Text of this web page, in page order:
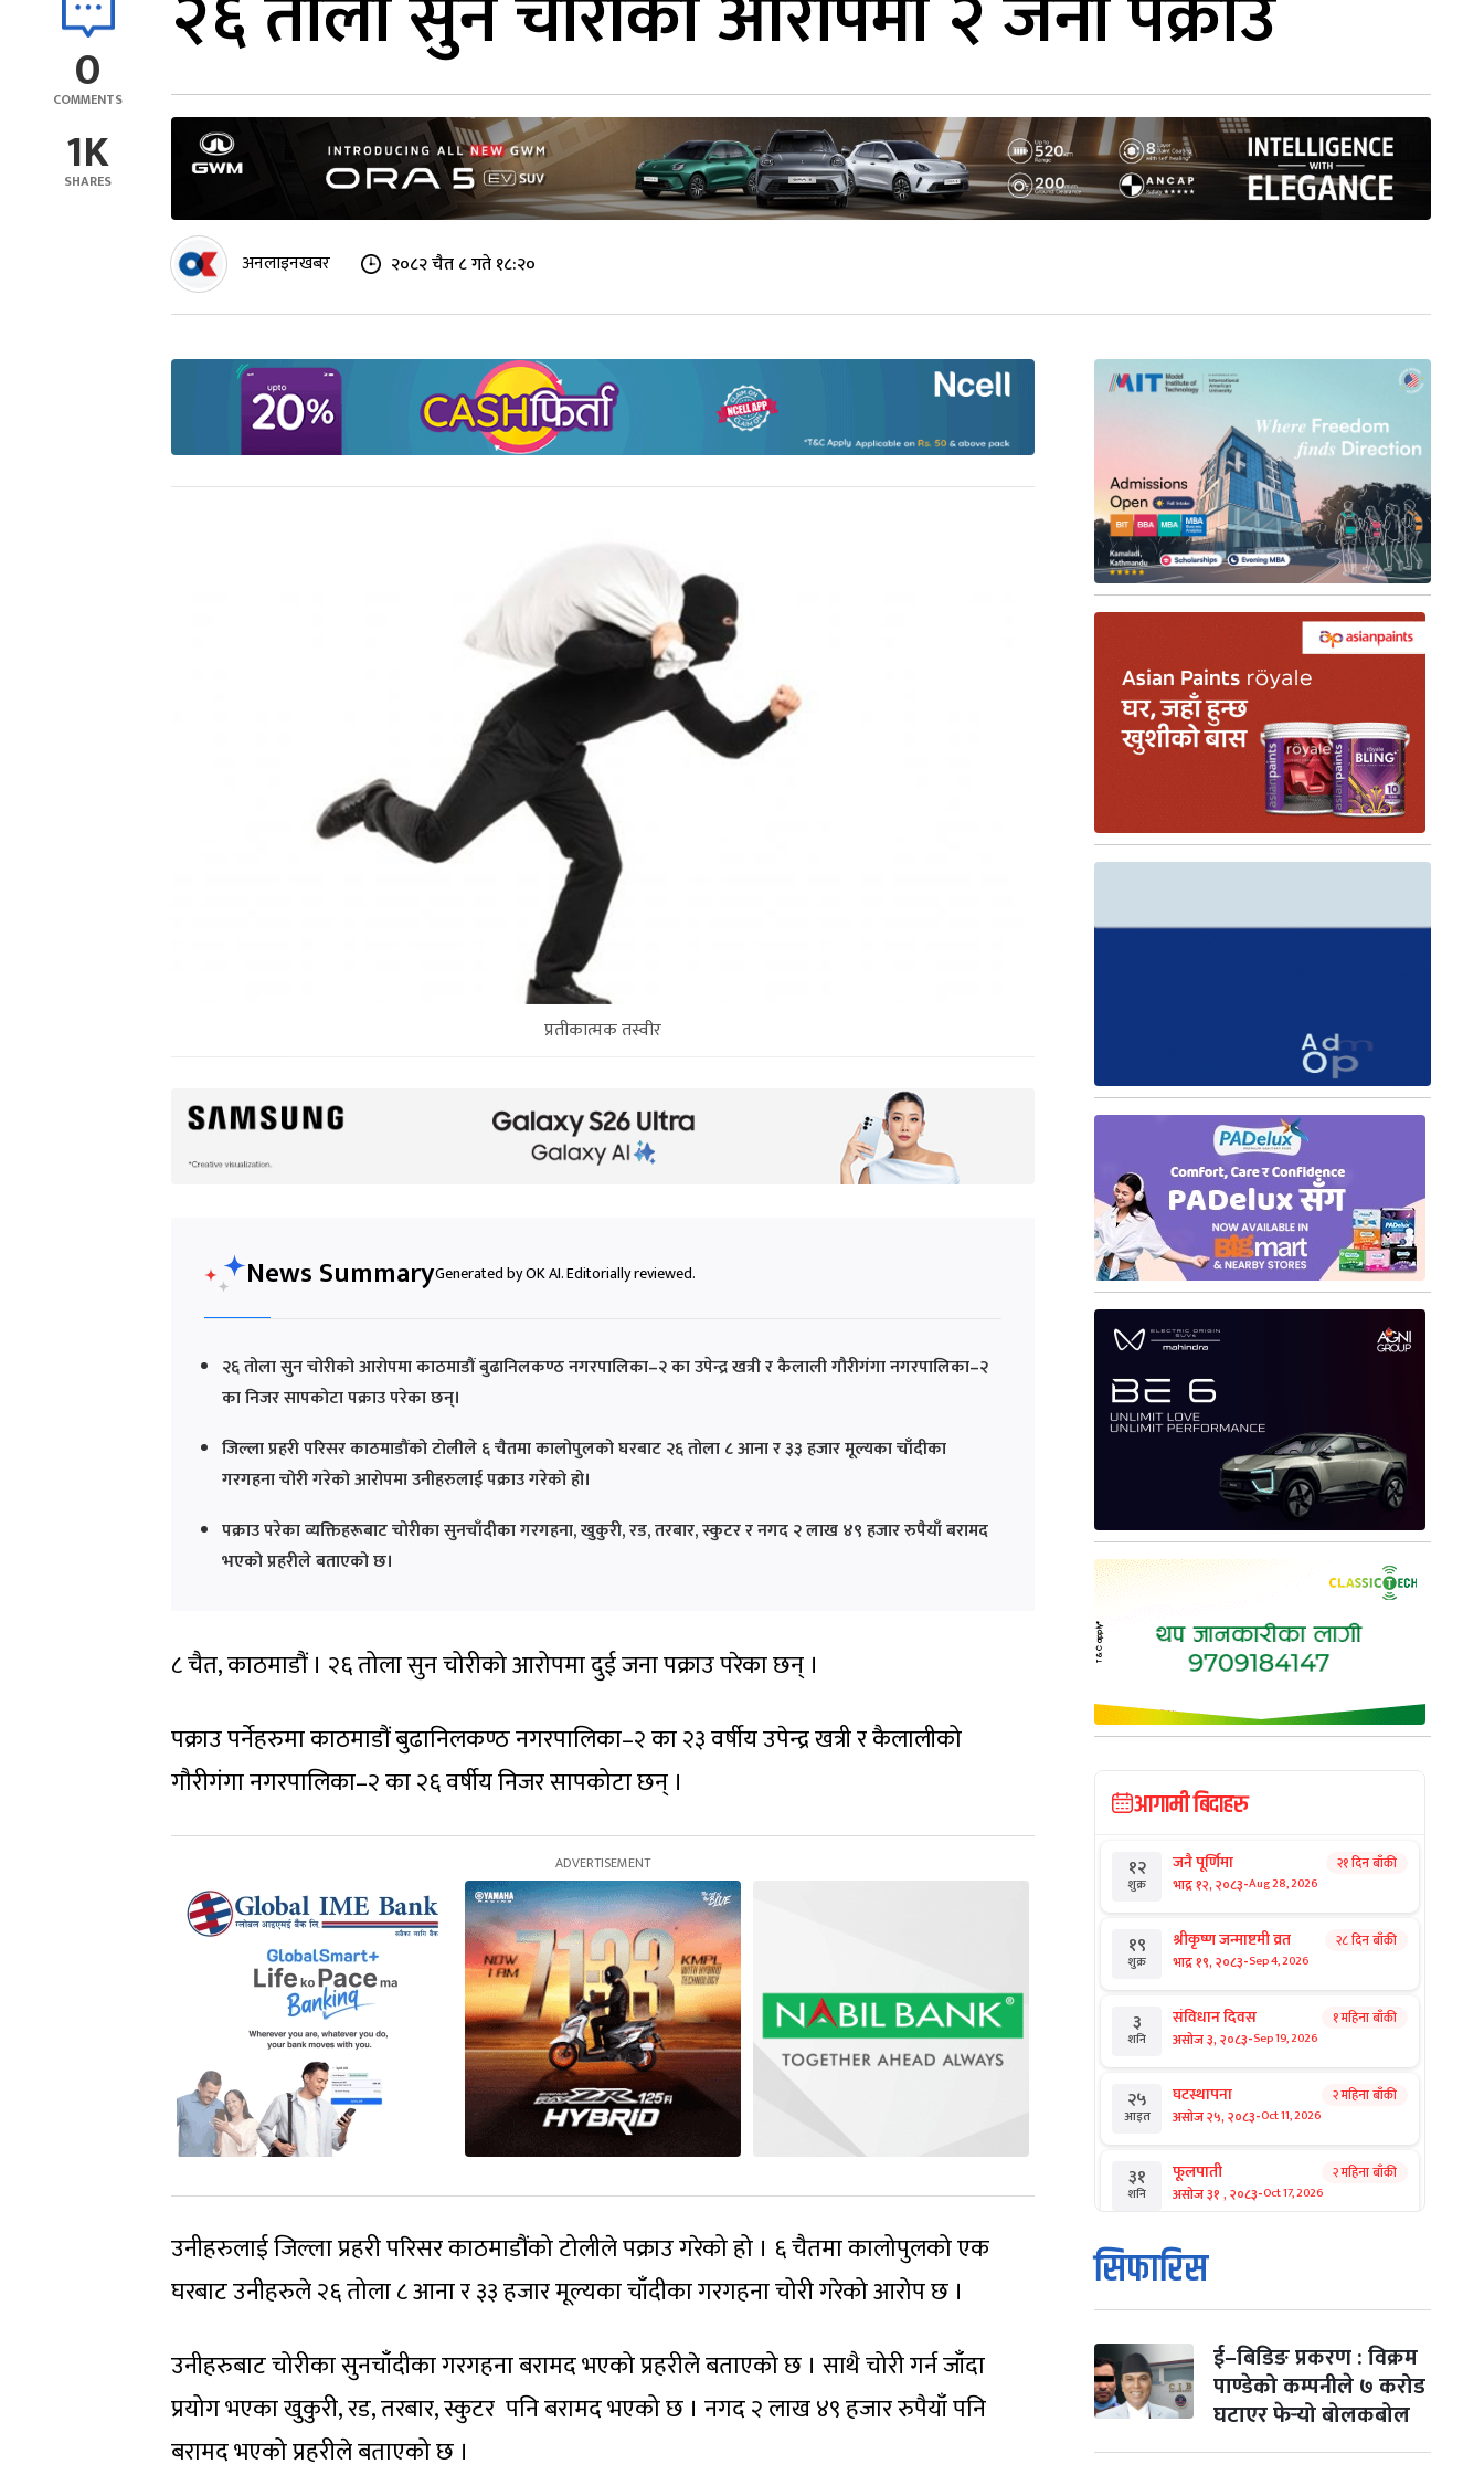
0
COMMENTS
1K
SHARES
अनलाइनखबर २०८२ चैत ८ गते १८:२०
प्रतीकात्मक तस्वीर
News SummaryGenerated by OK AI. Editorially reviewed.
२६ तोला सुन चोरीको आरोपमा काठमाडौं बुढानिलकण्ठ नगरपालिका–२ का उपेन्द्र खत्री र कैलाली गौरीगंगा नगरपालिका–२
का निजर सापकोटा पक्राउ परेका छन्।
जिल्ला प्रहरी परिसर काठमाडौंको टोलीले ६ चैतमा कालोपुलको घरबाट २६ तोला ८ आना र ३३ हजार मूल्यका चाँदीका
गरगहना चोरी गरेको आरोपमा उनीहरुलाई पक्राउ गरेको हो।
पक्राउ परेका व्यक्तिहरूबाट चोरीका सुनचाँदीका गरगहना, खुकुरी, रड, तरबार, स्कुटर र नगद २ लाख ४९ हजार रुपैयाँ बरामद
भएको प्रहरीले बताएको छ।
८ चैत, काठमाडौं । २६ तोला सुन चोरीको आरोपमा दुई जना पक्राउ परेका छन् ।
पक्राउ पर्नेहरुमा काठमाडौं बुढानिलकण्ठ नगरपालिका–२ का २३ वर्षीय उपेन्द्र खत्री र कैलालीको
गौरीगंगा नगरपालिका–२ का २६ वर्षीय निजर सापकोटा छन् ।
उनीहरुलाई जिल्ला प्रहरी परिसर काठमाडौंको टोलीले पक्राउ गरेको हो । ६ चैतमा कालोपुलको एक
घरबाट उनीहरुले २६ तोला ८ आना र ३३ हजार मूल्यका चाँदीका गरगहना चोरी गरेको आरोप छ ।
उनीहरुबाट चोरीका सुनचाँदीका गरगहना बरामद भएको प्रहरीले बताएको छ । साथै चोरी गर्न जाँदा
प्रयोग भएका खुकुरी, रड, तरबार, स्कुटर पनि बरामद भएको छ । नगद २ लाख ४९ हजार रुपैयाँ पनि
बरामद भएको प्रहरीले बताएको छ ।
आगामी बिदाहरु
१२
शुक्र
जनै पूर्णिमा
भाद्र १२, २०८३-Aug 28, 2026
२१ दिन बाँकी
१९
शुक्र
श्रीकृष्ण जन्माष्टमी व्रत
भाद्र १९, २०८३-Sep 4, 2026
२८ दिन बाँकी
३
शनि
संविधान दिवस
असोज ३, २०८३-Sep 19, 2026
१ महिना बाँकी
२५
आइत
घटस्थापना
असोज २५, २०८३-Oct 11, 2026
२ महिना बाँकी
३१
शनि
फूलपाती
असोज ३१ , २०८३-Oct 17, 2026
२ महिना बाँकी
१
आइत
कार्तिक सङ्क्रान्ति
कार्तिक १, २०८३
मंगल कार्तिक ३, २०८३-Oct 20, 2026
४ विजयादशमी
कार्तिक ४, २०८३-Oct 21, 2026
२ महिना बाँकी
सिफारिस
ई–बिडिङ प्रकरण : विक्रम
पाण्डेको कम्पनीले ७ करोड
घटाएर फेर्‍यो बोलकबोल